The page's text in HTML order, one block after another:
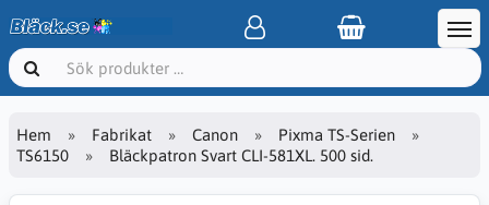
Hem Fabrikat Canon
Pixma TS-Serien
TS6150
Bläckpatron Svart CLI-581XL. 500 sid.